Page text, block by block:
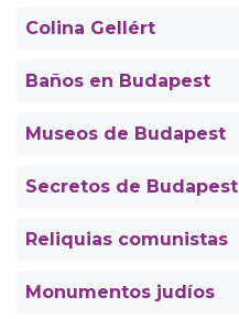
Colina Gellért
Baños en Budapest
Museos de Budapest
Secretos de Budapest
Reliquias comunistas
Monumentos judíos